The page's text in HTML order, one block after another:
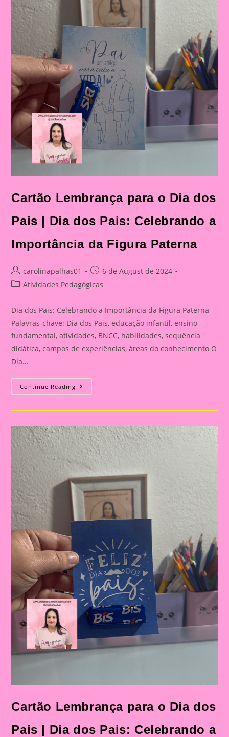
Cartão Lembrança para o Dia dos
Pais | Dia dos Pais: Celebrando a
Importância da Figura Paterna
Post
author:
carolinapalhas01
Post
published:
6 de August de 2024
PostAtividades Pedagógicas
Dia dos Pais: Celebrando a Importância da Figura Paterna
Palavras-chave: Dia dos Pais, educação infantil, ensino
fundamental, atividades, BNCC, habilidades, sequência
didática, campos de experiências, áreas do conhecimento O
Dia…
Continue Reading Cartão
Lembrança
O
Pais
|
Dia
Dos
Pais:
Celebrando
A
Importância
Da
Figura
Paterna
Cartão Lembrança para o Dia dos
Pais | Dia dos Pais: Celebrando a